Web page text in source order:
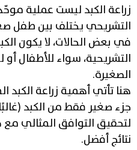
زراعة الكبد ليست عملية
التشريحي يختلف بين طفل
في بعض الحالات، لا يكون
التشريحية، سواء للأطفال
الصغيرة.
هنا تأتي أهمية زراعة
جزء صغير فقط من الكبد (غالبًا
لتحقيق التوافق المثالي
نتائج أفضل.